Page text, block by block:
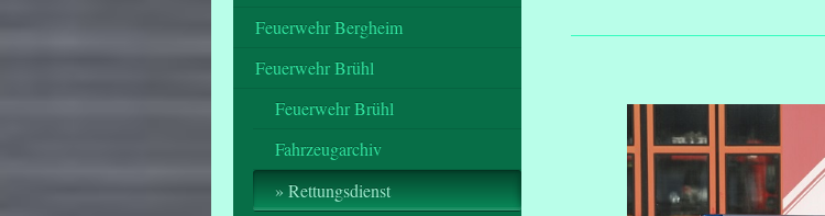
Feuerwehr Bergheim
Feuerwehr Brühl
Feuerwehr Brühl
Fahrzeugarchiv
Rettungsdienst